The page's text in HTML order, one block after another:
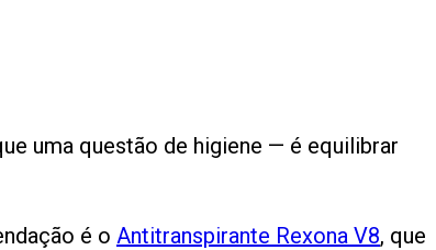
uma questão de higiene — é equilibrar
é o Antitranspirante Rexona V8, que